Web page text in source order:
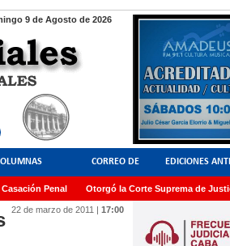
9 de Agosto de 2026
CORREO DE
LECTORES
EDICIONES
Penal Otorgó la Corte Suprema de
22 de marzo de 2011 | 17:00